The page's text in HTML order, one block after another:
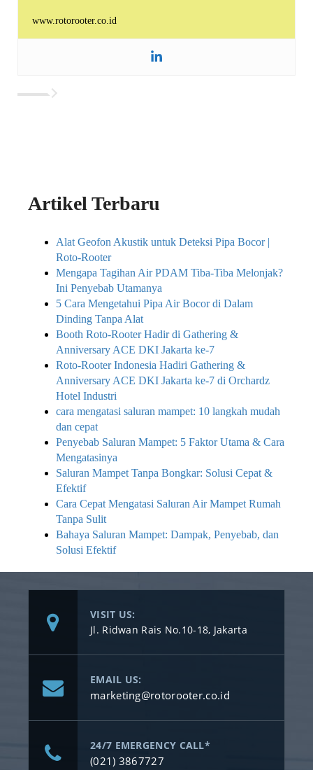
www.rotorooter.co.id
Artikel Terbaru
Alat Geofon Akustik untuk Deteksi Pipa Bocor |
Roto-Rooter
Mengapa Tagihan Air PDAM Tiba-Tiba Melonjak?
Ini Penyebab Utamanya
5 Cara Mengetahui Pipa Air Bocor di Dalam
Dinding Tanpa Alat
Booth Roto-Rooter Hadir di Gathering &
Anniversary ACE DKI Jakarta ke-7
Roto-Rooter Indonesia Hadiri Gathering &
Anniversary ACE DKI Jakarta ke-7 di Orchardz
Hotel Industri
cara mengatasi saluran mampet: 10 langkah mudah
dan cepat
Penyebab Saluran Mampet: 5 Faktor Utama & Cara
Mengatasinya
Saluran Mampet Tanpa Bongkar: Solusi Cepat &
Efektif
Cara Cepat Mengatasi Saluran Air Mampet Rumah
Tanpa Sulit
Bahaya Saluran Mampet: Dampak, Penyebab, dan
Solusi Efektif
VISIT US:
Jl. Ridwan Rais No.10-18, Jakarta
EMAIL US:
marketing@rotorooter.co.id
24/7 EMERGENCY CALL*
(021) 3867727